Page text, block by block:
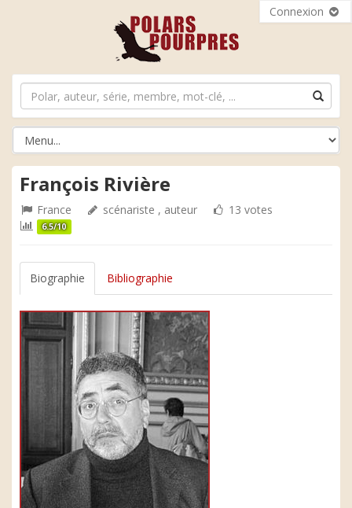
Connexion
François Rivière
France scénariste , auteur 13 votes
6.5/10
Biographie Bibliographie